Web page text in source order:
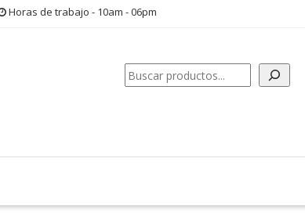
Horas de trabajo - 10am - 06pm
Buscar